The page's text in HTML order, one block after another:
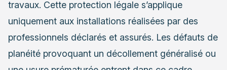
travaux. Cette protection légale s’applique
uniquement aux installations réalisées par des
professionnels déclarés et assurés. Les défauts de
planéité provoquant un décollement généralisé ou